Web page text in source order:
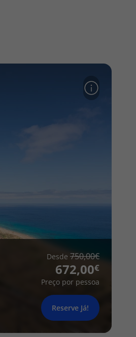
Desde 750,00
672,00
Preço por pessoa
Reserve Já!